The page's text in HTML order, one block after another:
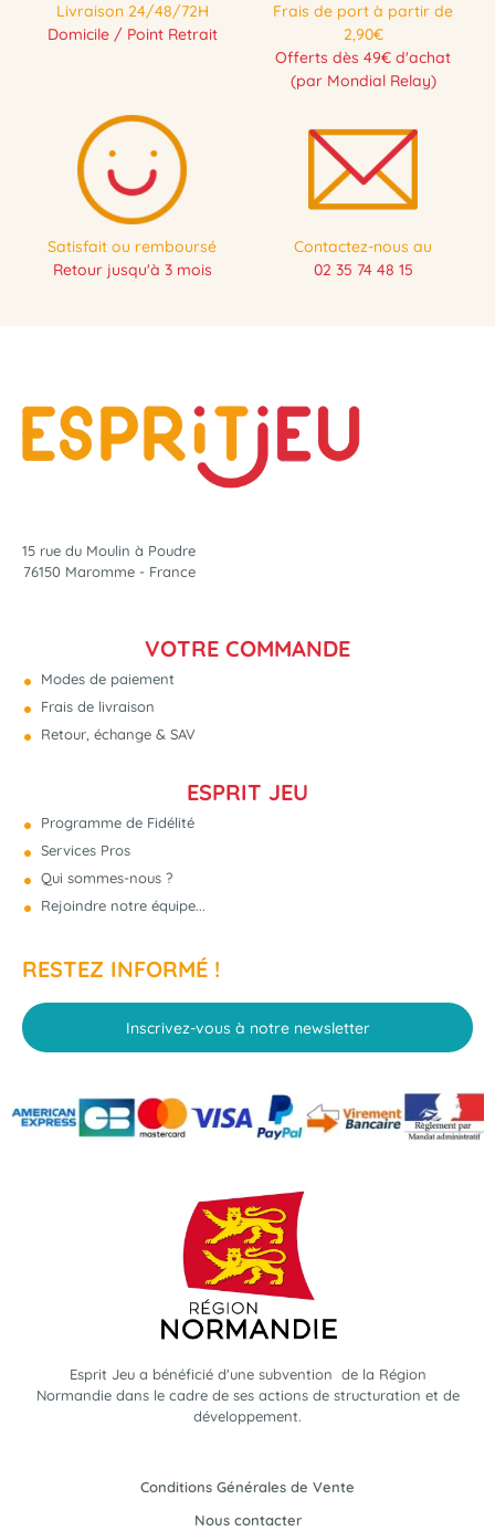
Livraison 24/48/72H
Domicile / Point Retrait
Frais de port à partir de
2,90€
Offerts dès 49€ d'achat
(par Mondial Relay)
Satisfait ou remboursé
Retour jusqu'à 3 mois
Contactez-nous au
02 35 74 48 15
15 rue du Moulin à Poudre
76150 Maromme - France
VOTRE COMMANDE
Modes de paiement
Frais de livraison
Retour, échange & SAV
ESPRIT JEU
Programme de Fidélité
Services Pros
Qui sommes-nous ?
Rejoindre notre équipe...
RESTEZ INFORMÉ !
Inscrivez-vous à notre newsletter
Esprit Jeu a bénéficié d'une subvention de la Région
Normandie dans le cadre de ses actions de structuration et de
développement.
Conditions Générales de Vente
Nous contacter